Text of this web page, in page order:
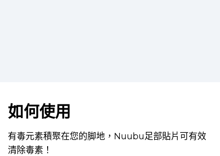
如何使用
有毒元素積聚在您的脚地，Nuubu足部貼片可有效
清除毒素！